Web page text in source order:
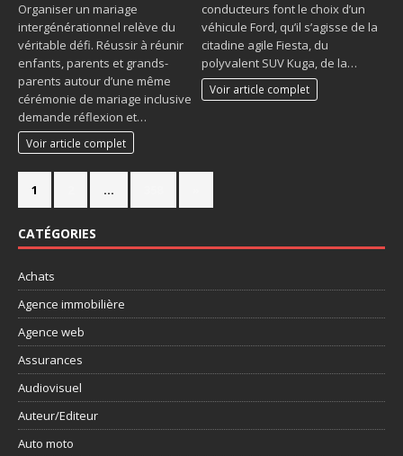
Organiser un mariage
intergénérationnel relève du
véritable défi. Réussir à réunir
enfants, parents et grands-
parents autour d’une même
cérémonie de mariage inclusive
demande réflexion et…
Voir article complet
conducteurs font le choix d’un
véhicule Ford, qu’il s’agisse de la
citadine agile Fiesta, du
polyvalent SUV Kuga, de la…
Voir article complet
1 …
CATÉGORIES
Achats
Agence immobilière
Agence web
Assurances
Audiovisuel
Auteur/Editeur
Auto moto